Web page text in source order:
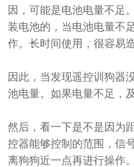
因 ，可能是电池电量不足
装电池的， 当电池电量不
作。长时间使用，很容易
因此，当发现遥控训狗器
池电量。如果电量不足，
然后，看一下是不是因为
控器能够控制的范围，信
离狗狗近一点再进行操作。